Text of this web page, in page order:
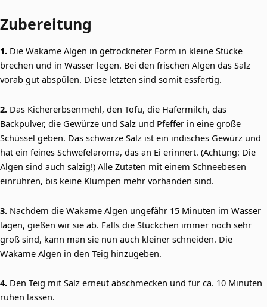
Zubereitung
1. Die Wakame Algen in getrockneter Form in kleine Stücke
brechen und in Wasser legen. Bei den frischen Algen das Salz
vorab gut abspülen. Diese letzten sind somit essfertig.
2. Das Kichererbsenmehl, den Tofu, die Hafermilch, das
Backpulver, die Gewürze und Salz und Pfeffer in eine große
Schüssel geben. Das schwarze Salz ist ein indisches Gewürz und
hat ein feines Schwefelaroma, das an Ei erinnert. (Achtung: Die
Algen sind auch salzig!) Alle Zutaten mit einem Schneebesen
einrühren, bis keine Klumpen mehr vorhanden sind.
3. Nachdem die Wakame Algen ungefähr 15 Minuten im Wasser
lagen, gießen wir sie ab. Falls die Stückchen immer noch sehr
groß sind, kann man sie nun auch kleiner schneiden. Die
Wakame Algen in den Teig hinzugeben.
4. Den Teig mit Salz erneut abschmecken und für ca. 10 Minuten
ruhen lassen.